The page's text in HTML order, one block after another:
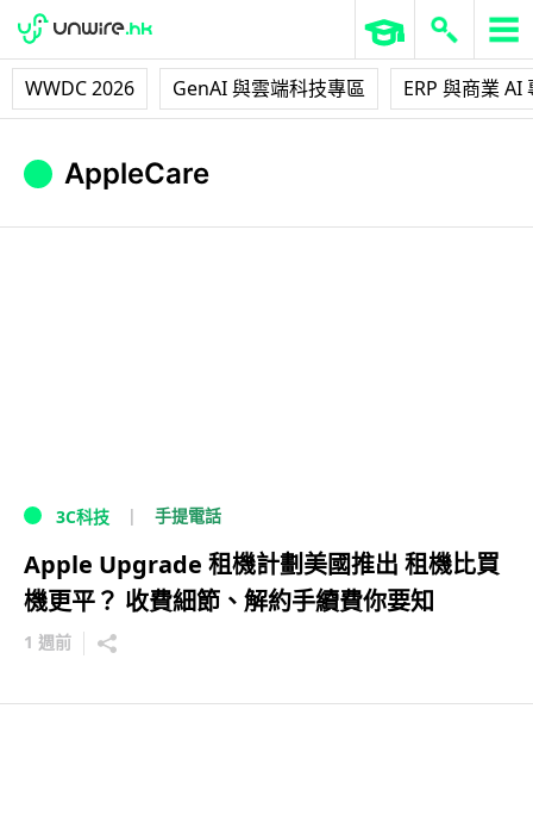
WWDC 2026 GenAI 與雲端科技專區 ERP 與商業 AI
AppleCare
3C科技 手提電話
Apple Upgrade 租機計劃美國推出 租機比買
機更平？ 收費細節、解約手續費你要知
1 週前